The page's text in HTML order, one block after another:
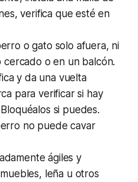
verifica que esté en
o gato solo afuera, ni
cercado o en un balcón.
y da una vuelta
para verificar si hay
si puedes.
no puede cavar
ágiles y
leña u otros